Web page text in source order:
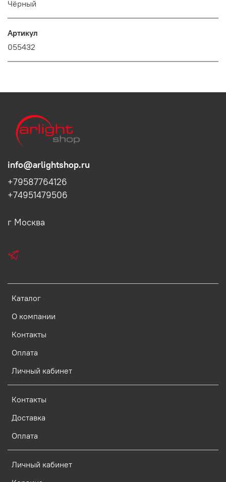
Чёрный
Артикул
055432
Каталог
О компании
Контакты
Оплата
Личный кабинет
Контакты
Доставка
Оплата
Личный кабинет
info@arlightshop.ru
+79587764126
+74951479506
г Москва